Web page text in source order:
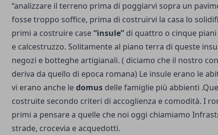
“analizzare il terreno prima di poggiarvi sopra un
fosse troppo soffice, prima di costruirvi la casa lo
primi a costruire case“insule” di quattro o cinque
e calcestruzzo. Solitamente al piano terra di queste
negozi e botteghe artigianali. ( diciamo che il nostro
deriva da quello di epoca romana) Le insule erano le
vi erano anche ledomus delle famiglie più abbienti
costruite secondo criteri di accoglienza e comodità. I
primi a pensare a quelle che noi oggi chiamiamo
strade, crocevia e acquedotti.